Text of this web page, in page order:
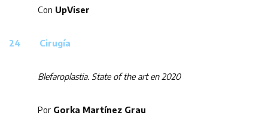
Con UpViser
24 Cirugía
Blefaroplastia. State of the art en 2020
Por Gorka Martínez Grau